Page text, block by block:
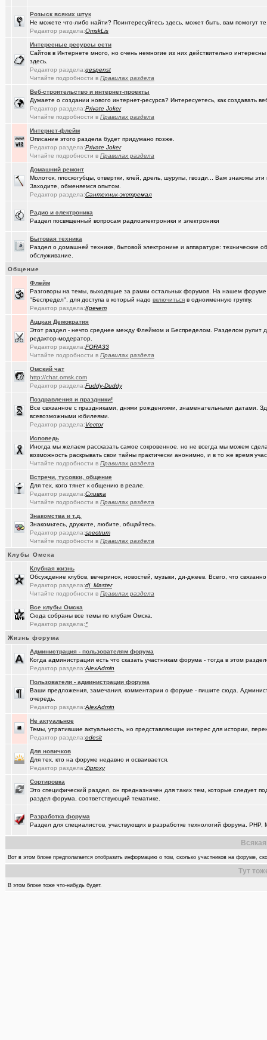
Обсуждения фотографий форумчан (на позитивной волне) - 4(avd173791)
FM-радиостанции в Омске и Омской области
Посоветуйте хорошего массажиста.
Что вы сейчас смотрите?(ZerG) +840
Где хорошие кроссовки купить?(tramov) +42
Леонид Полежаев возращается на пост губернатора!
клипы, поднимающие русский (российский) дух.
На что обратить внимание при выборе жены?
Zennoposter мой опыт использования
!(5555)
Лицензионные слоты и live игры от Lotos Casino! (gorbunov..)
.,.(DEMON) +9
Техника и другие товары с гарантией в наличии и под заказ
Brugmann,VEKA,Gealan - надёжные Балконы и Окна ПВХ в Омске.
День независимости маленькой, но гордой страны(Pihlak) +1613
Добро пожаловать! Принципы общения на Омском форуме!
Цифровое телевидение в Омске(омич) +119
Песни об Омске(омич)
Погода в Омске / Прогноз погоды в Омске
Розыск всяких штук
Не можете что-либо найти? Поинтересуйтесь здесь, может быть, вам помогут
Редактор раздела:OmskLis
Интересные ресурсы сети
Сайтов в Интернете много, но очень немногие из них действительно
здесь.
Редактор раздела:gespenst
Читайте подробности в Правилах раздела
Веб-строительство и интернет-проекты
Думаете о создании нового интернет-ресурса? Интересуетесь, как создавать
Редактор раздела:Private Joker
Читайте подробности в Правилах раздела
Интернет-флейм
Описание этого раздела будет придумано позже.
Редактор раздела:Private Joker
Читайте подробности в Правилах раздела
Домашний ремонт
Молоток, плоскогубцы, отвертки, клей, дрель, шурупы, гвозди... Вам знакомы
Заходите, обменяемся опытом.
Редактор раздела:Сантехник-экстремал
Радио и электроника
Раздел посвященный вопросам радиоэлектроники и электроники
Бытовая техника
Раздел о домашней технике, бытовой электронике и аппаратуре: технические
обслуживание.
Общение
Флейм
Разговоры на темы, выходящие за рамки остальных форумов. На нашем
"Беспредел", для доступа в который надо включиться в одноименную группу.
Редактор раздела:Кречет
Аццкая Демократия
Этот раздел - нечто среднее между Флеймом и Беспределом. Разделом рулит
редактор-модератор.
Редактор раздела:FORA33
Читайте подробности в Правилах раздела
Oмский чат
http://chat.omsk.com
Редактор раздела:Fuddy-Duddy
Поздравления и праздники!
Все связанное с праздниками, днями рождениями, знаменательными датами.
всевозможными юбилеями.
Редактор раздела:Vector
Исповедь
Иногда мы желаем рассказать самое сокровенное, но не всегда мы можем
возможность раскрывать свои тайны практически анонимно, и в то же время
Читайте подробности в Правилах раздела
Встречи, тусовки, общение
Для тех, кого тянет к общению в реале.
Редактор раздела:Сливка
Читайте подробности в Правилах раздела
Знакомства и т.д.
Знакомьтесь, дружите, любите, общайтесь.
Редактор раздела:spectrum
Читайте подробности в Правилах раздела
Клубы Омска
Клубная жизнь
Обсуждение клубов, вечеринок, новостей, музыки, ди-джеев. Всего, что
Редактор раздела:dj_Master
Читайте подробности в Правилах раздела
Все клубы Омска
Сюда собраны все темы по клубам Омска.
Редактор раздела:°
Жизнь форума
Администрация - пользователям форума
Когда администрации есть что сказать участникам форума - тогда в этом
Редактор раздела:AlexAdmin
Пользователи - администрации форума
Ваши предложения, замечания, комментарии о форуме - пишите сюда.
очередь.
Редактор раздела:AlexAdmin
Не актуальное
Темы, утратившие актуальность, но представляющие интерес для истории,
Редактор раздела:odesit
Для новичков
Для тех, кто на форуме недавно и осваивается.
Редактор раздела:Ziproxy
Сортировка
Это специфический раздел, он предназначен для таких тем, которые следует
раздел форума, соответствующий тематике.
Разработка форума
Раздел для специалистов, участвующих в разработке технологий форума. PHP,
Вот в этом блоке предполагается отобразить информацию о том, сколько участников на форуме,
Тут
В этом блоке тоже что-нибудь будет.